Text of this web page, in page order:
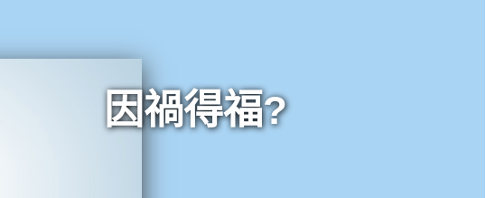
因禍得福?